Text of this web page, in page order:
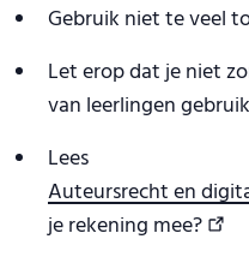
Gebruik niet te veel
Let erop dat je niet
van leerlingen
Lees
Auteursrecht en
je rekening mee?